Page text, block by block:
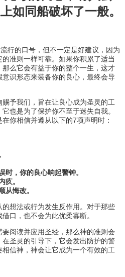
如同船破坏了一般。
行的口号，但不一定是好建议，因为
准则一样可靠。如果你积累了适当
么它会有益于你的整个一生，这才
识形态来装备你的良心，最终会导
予我们，旨在让良心成为圣灵的工
也是为了保护你不至于迷失自我。
你相信并遵从以下的7项声明时：
时，你的良心响起警钟。
疚。
从悔改。
想法或行为发生反作用。对于那些
口，也不会为此优柔寡断。
阅读并应用圣经，那么神的准则会
圣灵的引导下，它会发出防护的警
信神，神会让它成为一个有效的工